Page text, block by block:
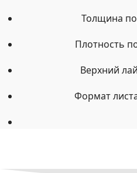
Толщина
Плотность
Верхний
Формат